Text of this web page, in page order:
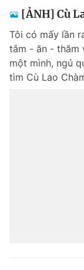
[ẢNH] Cù
Tôi có mấy lần
tắm - ăn - thăm
một mình, ngủ
tìm Cù Lao